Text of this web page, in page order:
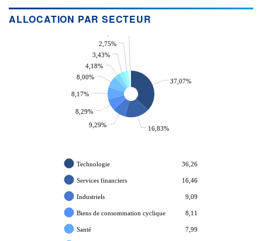
ALLOCATION PAR SECTEUR
37,07%
16,83%
9,29%
8,29%
8,17%
8,00%
4,18%
3,43%
2,75%
Technologie 36,26
Services financiers 16,46
Industriels 9,09
Biens de consommation cyclique 8,11
Santé 7,99